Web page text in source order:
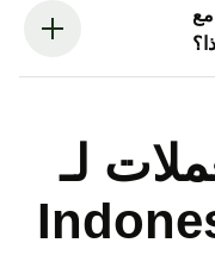
لـ